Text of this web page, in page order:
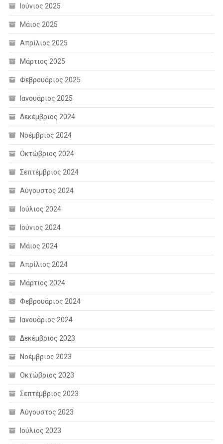
Ιούνιος 2025
Μάιος 2025
Απρίλιος 2025
Μάρτιος 2025
Φεβρουάριος 2025
Ιανουάριος 2025
Δεκέμβριος 2024
Νοέμβριος 2024
Οκτώβριος 2024
Σεπτέμβριος 2024
Αύγουστος 2024
Ιούλιος 2024
Ιούνιος 2024
Μάιος 2024
Απρίλιος 2024
Μάρτιος 2024
Φεβρουάριος 2024
Ιανουάριος 2024
Δεκέμβριος 2023
Νοέμβριος 2023
Οκτώβριος 2023
Σεπτέμβριος 2023
Αύγουστος 2023
Ιούλιος 2023